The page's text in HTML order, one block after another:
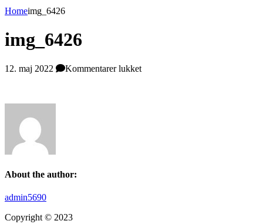
Homeimg_6426
img_6426
12. maj 2022 Kommentarer lukkettil
About the author:
admin5690
Copyright © 2023